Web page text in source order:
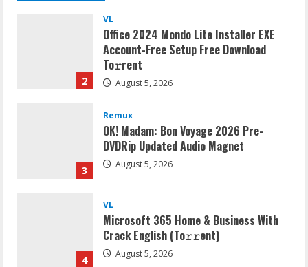
2
VL
Office 2024 Mondo Lite Installer EXE
Account-Free Setup Frее Download
To𝚛rent
August 5, 2026
3
Remux
OK! Madam: Bon Voyage 2026 Pre-
DVDRip Updated Audio Magnet
August 5, 2026
4
VL
Microsoft 365 Home & Business With
Crack English (To𝚛𝚛еnt)
August 5, 2026